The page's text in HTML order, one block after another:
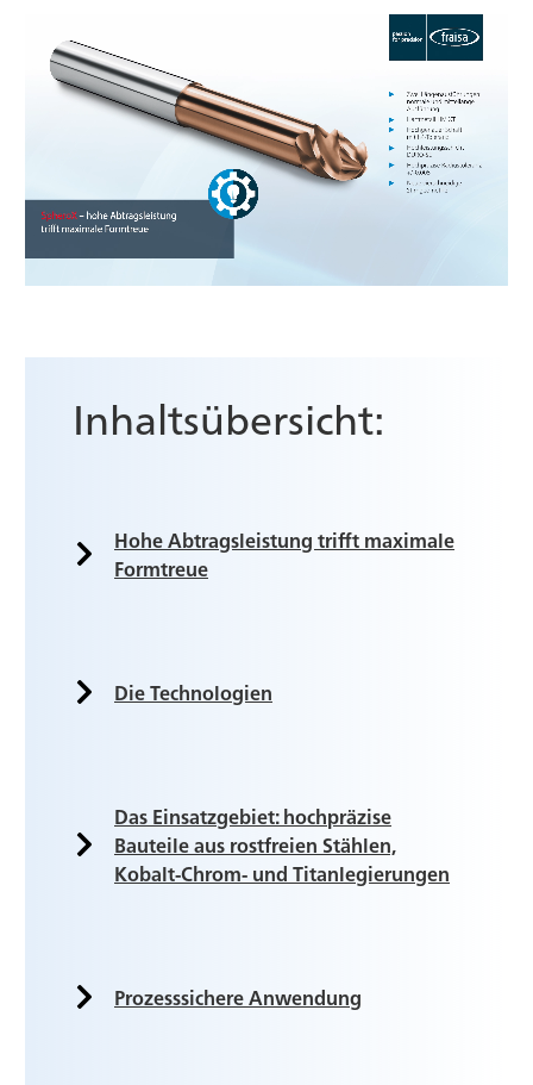
Inhaltsübersicht:
Hohe Abtragsleistung trifft maximale
Formtreue
Die Technologien
Das Einsatzgebiet: hochpräzise
Bauteile aus rostfreien Stählen,
Kobalt-Chrom- und Titanlegierungen
Prozesssichere Anwendung